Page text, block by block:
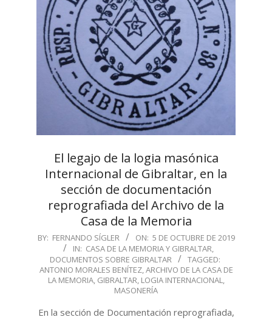
El legajo de la logia masónica
Internacional de Gibraltar, en la
sección de documentación
reprografiada del Archivo de la
Casa de la Memoria
2019-
05
BY: FERNANDO SÍGLER ON: 5 DE OCTUBRE DE 2019
IN: CASA DE LA MEMORIA Y GIBRALTAR,
DOCUMENTOS SOBRE GIBRALTAR
TAGGED:
ANTONIO MORALES BENÍTEZ,ARCHIVO DE LA CASA DE
LA MEMORIA, GIBRALTAR, LOGIA INTERNACIONAL,
MASONERÍA
En la sección de Documentación reprografiada,